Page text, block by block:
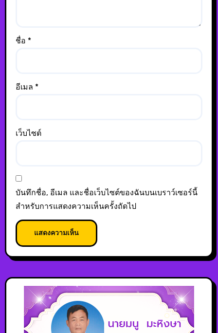
ชื่อ *
อีเมล *
เว็บไซต์
บันทึกชื่อ, อีเมล และชื่อเว็บไซต์ของฉันบนเบราว์เซอร์นี้
สำหรับการแสดงความเห็นครั้งถัดไป